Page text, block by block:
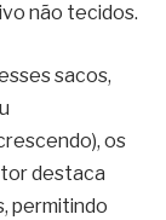
não tecidos.
sacos,
os
destaca
permitindo